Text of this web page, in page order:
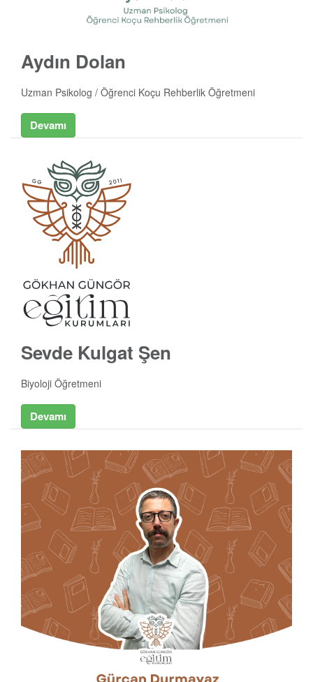
Aydın Dolan
Uzman Psikolog / Öğrenci Koçu Rehberlik Öğretmeni
Devamı
Sevde Kulgat Şen
Biyoloji Öğretmeni
Devamı